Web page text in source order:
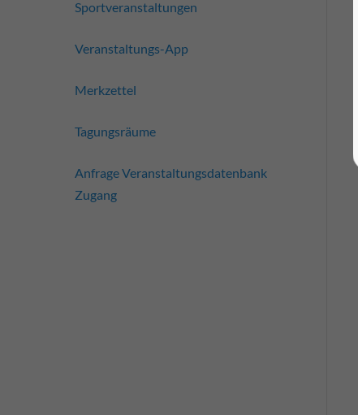
Sportveranstaltungen
Veranstaltungs-App
Merkzettel
Tagungsräume
Anfrage Veranstaltungsdatenbank
Zugang